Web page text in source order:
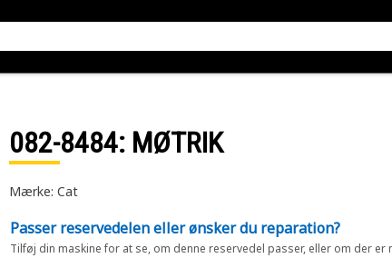
082-8484: MØTRIK
Mærke: Cat
Passer reservedelen eller ønsker du reparation?
Tilføj din maskine for at se, om denne reservedel passer, eller om der